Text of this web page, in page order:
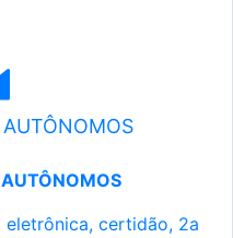
AUTÔNOMOS
certidão, 2a